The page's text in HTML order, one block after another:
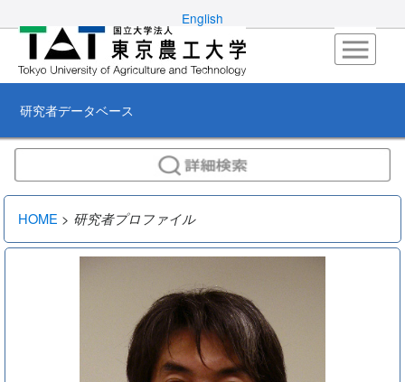
English
研究者データベース
HOME > 研究者プロファイル